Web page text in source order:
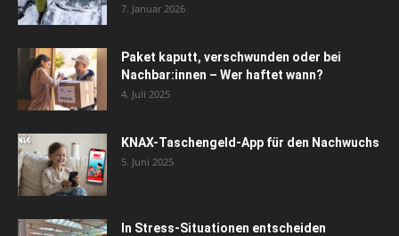
7. Januar 2026
Paket kaputt, verschwunden oder bei
Nachbar:innen – Wer haftet wann?
4. Juli 2025
KNAX-Taschengeld-App für den Nachwuchs
5. Juni 2025
In Stress-Situationen entscheiden